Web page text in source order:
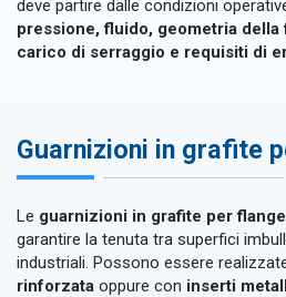
deve partire dalle condizioni
pressione, fluido, geometria della
carico di serraggio e requisiti di
Guarnizioni in grafite
Le guarnizioni in grafite per flange
garantire la tenuta tra superfici
industriali. Possono essere
rinforzata oppure con inserti